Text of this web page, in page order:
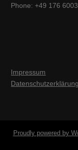
Phone: +49 176
Impressum
Datenschutzerklärung
Proudly powered by